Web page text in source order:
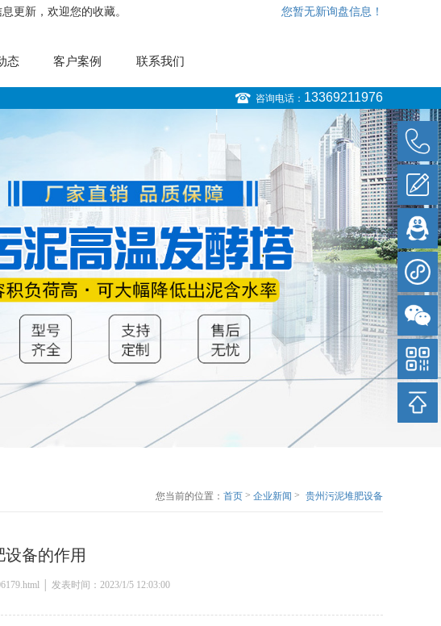
更新，欢迎您的收藏。 您暂无新询盘信息！
态 客户案例 联系我们
咨询电话： 13369211976
您当前的位置： 首页 > 企业新闻 > 贵州污泥堆肥设备
备的作用
│ 发表时间：2023/1/5 12:03:00